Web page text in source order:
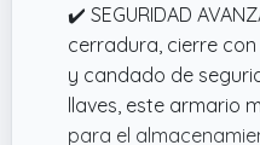
✔️ SEGURIDAD
cerradura, cierre
y candado de
llaves, este armario
para el